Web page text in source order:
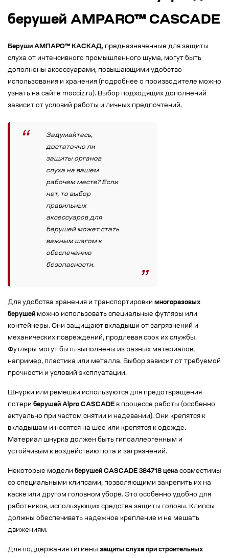
берушей AMPARO™ CASCADE
Беруши АМПАРО™ КАСКАД, предназначенные для защиты
слуха от интенсивного промышленного шума, могут быть
дополнены аксессуарами, повышающими удобство
использования и хранения (подробнее о производителе можно
узнать на сайте mocciz.ru). Выбор подходящих дополнений
зависит от условий работы и личных предпочтений.
Задумайтесь,
достаточно ли
защиты органов
слуха на вашем
рабочем месте? Если
нет, то выбор
правильных
аксессуаров для
берушей может стать
важным шагом к
обеспечению
безопасности.
Для удобства хранения и транспортировки многоразовых
берушей можно использовать специальные футляры или
контейнеры. Они защищают вкладыши от загрязнений и
механических повреждений, продлевая срок их службы.
Футляры могут быть выполнены из разных материалов,
например, пластика или металла. Выбор зависит от требуемой
прочности и условий эксплуатации.
Шнурки или ремешки используются для предотвращения
потери берушей Alpro CASCADE в процессе работы (особенно
актуально при частом снятии и надевании). Они крепятся к
вкладышам и носятся на шее или крепятся к одежде.
Материал шнурка должен быть гипоаллергенным и
устойчивым к воздействию пота и загрязнений.
Некоторые модели берушей CASCADE 384718 цена совместимы
со специальными клипсами, позволяющими закрепить их на
каске или другом головном уборе. Это особенно удобно для
работников, использующих средства защиты головы. Клипсы
должны обеспечивать надежное крепление и не мешать
движениям.
Для поддержания гигиены защиты слуха при строительных